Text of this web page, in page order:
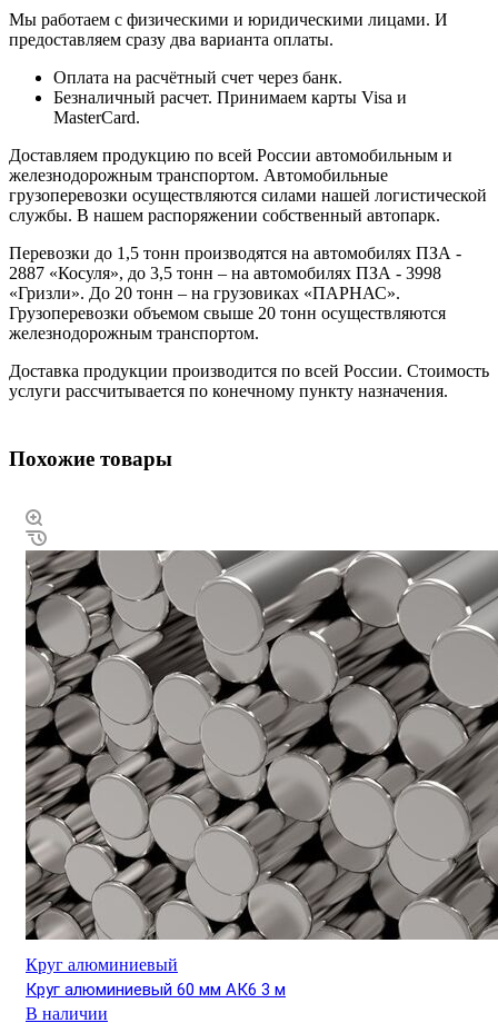
Мы работаем с физическими и юридическими лицами. И
предоставляем сразу два варианта оплаты.
Оплата на расчётный счет через банк.
Безналичный расчет. Принимаем карты Visa и
MasterCard.
Доставляем продукцию по всей России автомобильным и
железнодорожным транспортом. Автомобильные
грузоперевозки осуществляются силами нашей логистической
службы. В нашем распоряжении собственный автопарк.
Перевозки до 1,5 тонн производятся на автомобилях ПЗА -
2887 «Косуля», до 3,5 тонн – на автомобилях ПЗА - 3998
«Гризли». До 20 тонн – на грузовиках «ПАРНАС».
Грузоперевозки объемом свыше 20 тонн осуществляются
железнодорожным транспортом.
Доставка продукции производится по всей России. Стоимость
услуги рассчитывается по конечному пункту назначения.
Похожие товары
Круг алюминиевый
Круг алюминиевый 60 мм АК6 3 м
В наличии